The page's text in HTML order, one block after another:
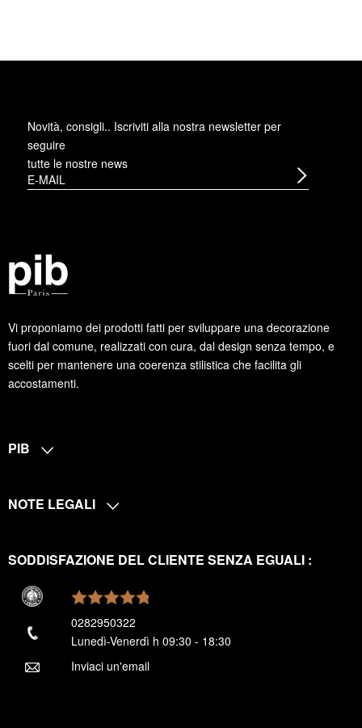
Vi proponiamo dei prodotti fatti per sviluppare una decorazione
fuori dal comune, realizzati con cura, dal design senza tempo, e
scelti per mantenere una coerenza stilistica che facilita gli
accostamenti.
Novità, consigli.. Iscriviti alla nostra newsletter per
seguire
tutte le nostre news
PIB
NOTE LEGALI
SODDISFAZIONE DEL CLIENTE SENZA EGUALI :
0282950322
Lunedì-Venerdì h 09:30 - 18:30
Inviaci un'email